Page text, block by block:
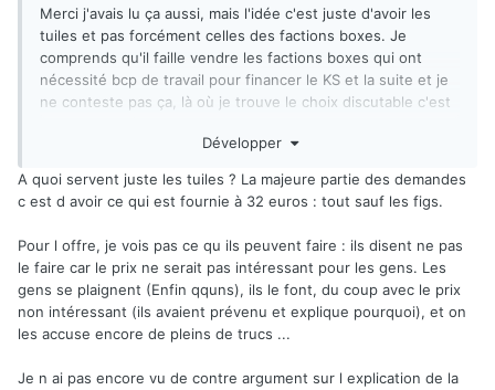
Merci j'avais lu ça aussi, mais l'idée c'est juste d'avoir les
tuiles et pas forcément celles des factions boxes. Je
comprends qu'il faille vendre les factions boxes qui ont
nécessité bcp de travail pour financer le KS et la suite et je
ne conteste pas ça, là où je trouve le choix discutable c'est
En plus l'offre est faite juste pour que tu achètes les figs
Développer
A quoi servent juste les tuiles ? La majeure partie des demandes
c est d avoir ce qui est fournie à 32 euros : tout sauf les figs.
Pour l offre, je vois pas ce qu ils peuvent faire : ils disent ne pas
le faire car le prix ne serait pas intéressant pour les gens. Les
gens se plaignent (Enfin qquns), ils le font, du coup avec le prix
non intéressant (ils avaient prévenu et explique pourquoi), et on
les accuse encore de pleins de trucs ...
Je n ai pas encore vu de contre argument sur l explication de la